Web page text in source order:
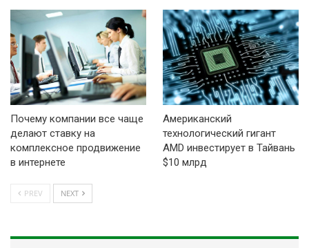
Почему компании все чаще
делают ставку на
комплексное продвижение
в интернете
Американский
технологический гигант
AMD инвестирует в Тайвань
$10 млрд
PREV NEXT